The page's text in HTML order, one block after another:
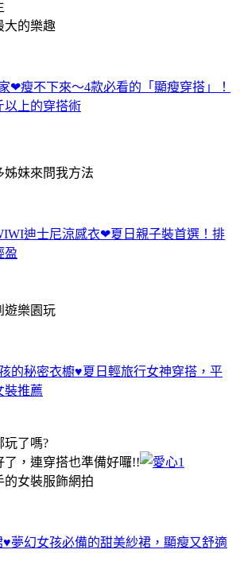
大的樂趣
❤瘦不下來～4款必看的「顯瘦穿搭」！
以上的穿搭術
姊妹來問我方法
迪士尼涼感衣❤夏日親子裝首選！排
盈
遊樂園玩
的秘密衣櫥♥夏日輕旅行女神穿搭，平
裝推薦
玩了嗎?
了，連穿搭也準備好囉!!
的女裝服飾網拍
♥夢幻女孩必備的甜美紗裙，顯瘦又舒適